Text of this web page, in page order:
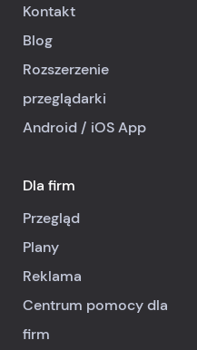
Kontakt
Blog
Rozszerzenie
przeglądarki
Android / iOSApp
Dla firm
Przegląd
Plany
Reklama
Centrum pomocy dla
firm